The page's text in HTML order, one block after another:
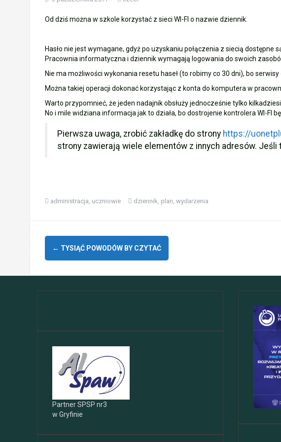
🌊🏰 Wycieczka do Trójmiasta i Malborka 🏰🌊
📚🧇🍧PODZIĘKOWANIA🍧🧇📚
Gala Laureatów – przeniesiona na wrzesień
Ósme miejsce w województwie i brązowy medal
Od dziś można w szkole korzystać z sieci WI-FI o nazwie dziennik.
Hasło nie jest wymagane, gdyż po uzyskaniu połączenia z siecią
Pracownia informatyczna i dziennik wymagają logowania do swoich
Nie ma możliwości wykonania resetu haseł (to robimy co 30 dni), bo
Można takiej operacji dokonać korzystając z konta do komputera w
Warto przypomnieć, że jeden nadajnik obsłuży jednocześnie tylko
No i mile widziana informacja jak to działa, bo dostrojenie kontrolera WI-FI
Pierwsza uwaga, zrobić zakładkę do strony https://
strony zawierają wiele elementów z innych adresów.
administracja, uczniowie dziennik, plan, wydarzenia
Zobacz
wpisy
← TYSIĄĆ POWODÓW BY CZYTAĆ
Partner SPSP nr3
w Gryfinie